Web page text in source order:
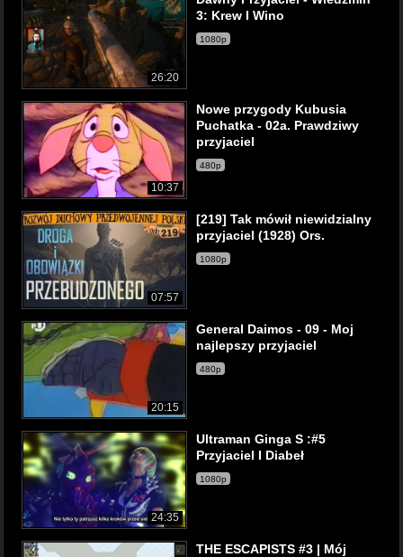
26:20
3: Krew I Wino
1080p
10:37
Nowe przygody Kubusia
Puchatka - 02a. Prawdziwy
przyjaciel
480p
07:57
[219] Tak mówił niewidzialny
przyjaciel (1928) Ors.
1080p
20:15
General Daimos - 09 - Moj
najlepszy przyjaciel
480p
24:35
Ultraman Ginga S :#5
Przyjaciel I Diabeł
1080p
THE ESCAPISTS #3 | Mój